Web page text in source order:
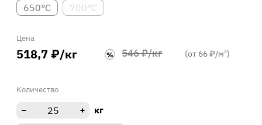
650°С
700°С
Цена
518,7 ₽/кг % 546 ₽/кг (от 66 ₽/м2)
Количество
кг